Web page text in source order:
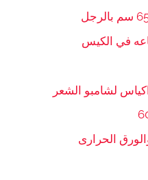
في الكيس
لشامبو الشعر
الحرارى